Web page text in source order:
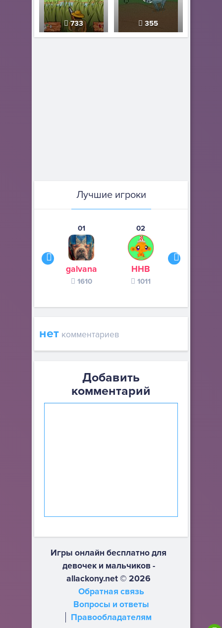
733 355
Лучшие игроки
01
galvana
1610
02
ННВ
1011
нет комментариев
Добавить
комментарий
Игры онлайн бесплатно для
девочек и мальчиков -
allackony.net © 2026
Обратная связь
Вопросы и ответы
Правообладателям